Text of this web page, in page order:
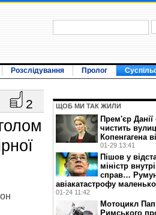
Розслідування Пролог
2 ЩОБ МИ ТАК ЖИЛИ
Прем'єр Данії
чистить
Копенгагена
01-29 13:41
Пішов у
міністр
справ…
авіакатастрофу
01-24 11:42
Мотоцикл
Римського